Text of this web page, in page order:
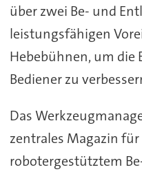
über zwei Be- und
leistungsfähigen
Hebebühnen, um die
Bediener zu
Das
zentrales Magazin
robotergestütztem